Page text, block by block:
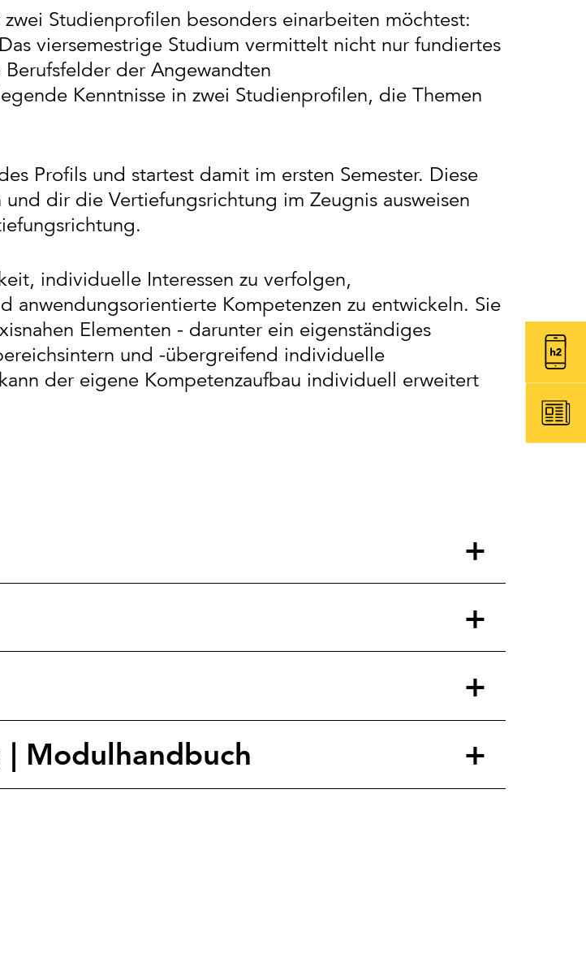
Studienprofilen besonders einarbeiten möchtest:
viersemestrige Studium vermittelt nicht nur fundiertes
der Angewandten
Kenntnisse in zwei Studienprofilen, die Themen
Profils und startest damit im ersten Semester. Diese
dir die Vertiefungsrichtung im Zeugnis ausweisen
individuelle Interessen zu verfolgen,
anwendungsorientierte Kompetenzen zu entwickeln. Sie
Elementen - darunter ein eigenständiges
und -übergreifend individuelle
der eigene Kompetenzaufbau individuell erweitert
Modulhandbuch